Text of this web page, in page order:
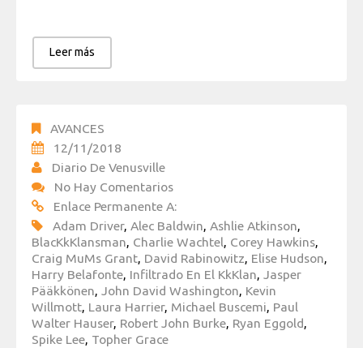
Leer más
AVANCES
12/11/2018
Diario De Venusville
No Hay Comentarios
Enlace Permanente A:
Adam Driver, Alec Baldwin, Ashlie Atkinson,
BlacKkKlansman, Charlie Wachtel, Corey Hawkins,
Craig MuMs Grant, David Rabinowitz, Elise Hudson,
Harry Belafonte, Infiltrado En El KkKlan, Jasper
Pääkkönen, John David Washington, Kevin
Willmott, Laura Harrier, Michael Buscemi, Paul
Walter Hauser, Robert John Burke, Ryan Eggold,
Spike Lee, Topher Grace